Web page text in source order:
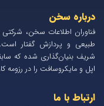
ارتباط با ما
درباره سخن
فناوران اطلاعات سخن،
طبیعی و پردازش گفتار
شریف بنیان‌گذاری شده که
اپل و مایکروسافت را در رزومه